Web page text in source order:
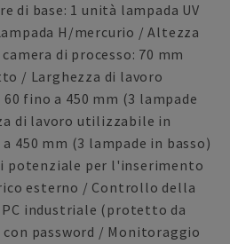
di base: 1 unità lampada UV
H/mercurio / Altezza
di processo: 70 mm
/ Larghezza di lavoro
fino a 450 mm (3 lampade
di lavoro utilizzabile in
450 mm (3 lampade in basso)
potenziale per l'inserimento
esterno / Controllo della
PC industriale (protetto da
con password / Monitoraggio